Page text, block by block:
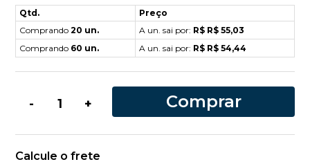
Qtd.
Preço
Comprando 20 un. A un. sai por: R$ R$ 55,03
Comprando 60 un. A un. sai por: R$ R$ 54,44
- + Comprar
Calcule o frete